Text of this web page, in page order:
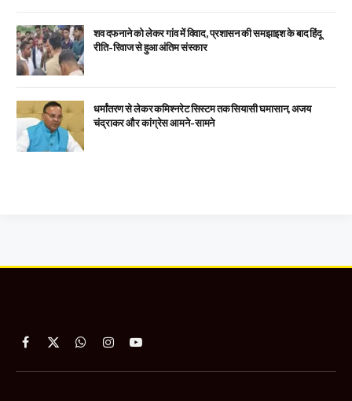
शव दफनाने को लेकर गांव में विवाद, प्रशासन की समझाइश के बाद हिंदू
रीति-रिवाज से हुआ अंतिम संस्कार
धर्मांतरण से लेकर कमिश्नरेट सिस्टम तक सियासी घमासान, अजय
चंद्राकर और कांग्रेस आमने-सामने
Facebook
X
WhatsApp
InstagramYouTube